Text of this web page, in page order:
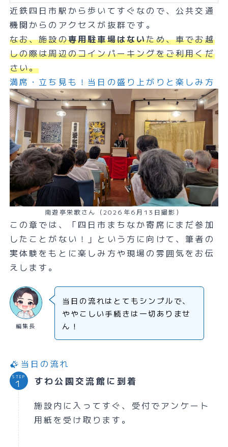
近鉄四日市駅から歩いてすぐなので、公共交通
機関からのアクセスが抜群です。
なお、施設の専用駐車場はないため、車でお越
しの際は周辺のコインパーキングをご利用くだ
さい。
満席・立ち見も！当日の盛り上がりと楽しみ方
南遊亭栄歌さん（2026年6月13日撮影）
この章では、「四日市まちなか寄席にまだ参加
したことがない！」という方に向けて、筆者の
実体験をもとに楽しみ方や現場の雰囲気をお伝
えします。
編集長
当日の流れはとてもシンプルで、
ややこしい手続きは一切ありませ
ん！
当日の流れ
STEP
すわ公園交流館に到着
施設内に入ってすぐ、受付でアンケート
用紙を受け取ります。